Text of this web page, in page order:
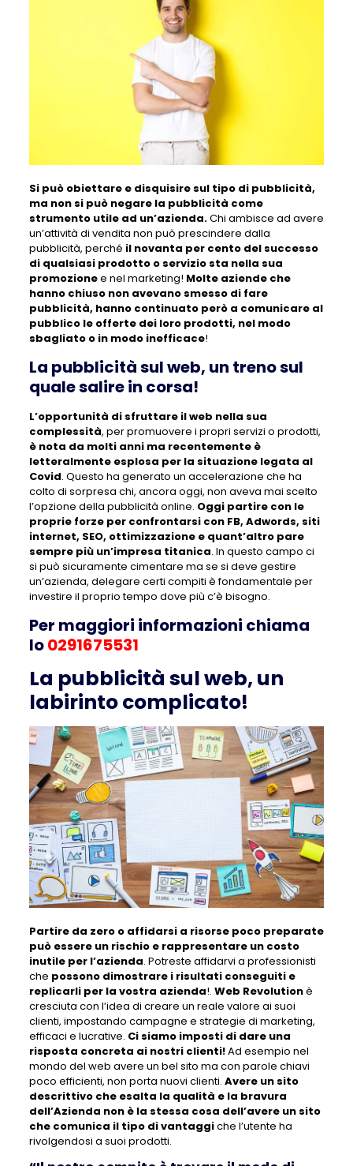
Si può obiettare e disquisire sul tipo di pubblicità,
ma non si può negare la pubblicità come
strumento utile ad un’azienda.Chi ambisce ad avere
un’attività di vendita non può prescindere dalla
pubblicità, perché il novanta per cento del successo
di qualsiasi prodotto o servizio sta nella sua
promozionee nel marketing! Molte aziende che
hanno chiuso non avevano smesso di fare
pubblicità, hanno continuato però a comunicare al
pubblico le offerte dei loro prodotti, nel modo
sbagliato o in modo inefficace!
La pubblicità sul web, un treno sul
quale salire in corsa!
L’opportunità di sfruttare il web nella sua
complessità, per promuovere i propri servizi o prodotti,
è nota da molti anni ma recentemente è
letteralmente esplosa per la situazione legata al
Covid. Questo ha generato un accelerazione che ha
colto di sorpresa chi, ancora oggi, non aveva mai scelto
l’opzione della pubblicità online. Oggi partire con le
proprie forze per confrontarsi con FB, Adwords, siti
internet, SEO, ottimizzazione e quant’altro pare
sempre più un’impresa titanica. In questo campo ci
si può sicuramente cimentare ma se si deve gestire
un’azienda, delegare certi compiti è fondamentale per
investire il proprio tempo dove più c’è bisogno.
Per maggiori informazioni chiama
lo0291675531
La pubblicità sul web, un
labirinto complicato!
Partire da zero o affidarsi a risorse poco preparate
può essere un rischio e rappresentare un costo
inutile per l’azienda. Potreste affidarvi a professionisti
che possono dimostrare i risultati conseguiti e
replicarli per la vostra azienda!. Web Revolutionè
cresciuta con l’idea di creare un reale valore ai suoi
clienti, impostando campagne e strategie di marketing,
efficaci e lucrative. Ci siamo imposti di dare una
risposta concreta ai nostri clienti!Ad esempio nel
mondo del web avere un bel sito ma con parole chiavi
poco efficienti, non porta nuovi clienti. Avere un sito
descrittivo che esalta la qualità e la bravura
dell’Azienda non è la stessa cosa dell’avere un sito
che comunica il tipo di vantaggiche l’utente ha
rivolgendosi a suoi prodotti.